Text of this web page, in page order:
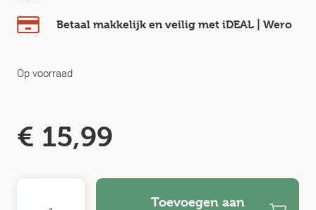
Betaal makkelijk en veilig met iDEAL | Wero
Op voorraad
€ 15,99
Toevoegen aan